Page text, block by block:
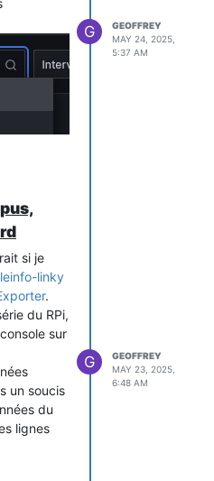
G
GEOFFREY
MAY 24, 2025,
5:37 AM
si je
linky
.
du RPi,
sur
un soucis
du
lignes
G
GEOFFREY
MAY 23, 2025,
6:48 AM